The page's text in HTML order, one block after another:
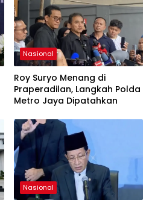
Nasional
Roy Suryo Menang di
Praperadilan, Langkah Polda
Metro Jaya Dipatahkan
Nasional